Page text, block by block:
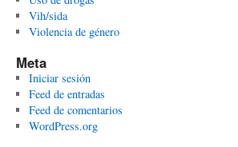
Vih/sida
Violencia de género
Meta
Iniciar sesión
Feed de entradas
Feed de comentarios
WordPress.org